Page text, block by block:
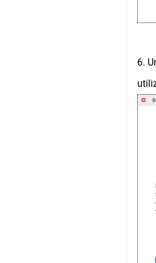
6.